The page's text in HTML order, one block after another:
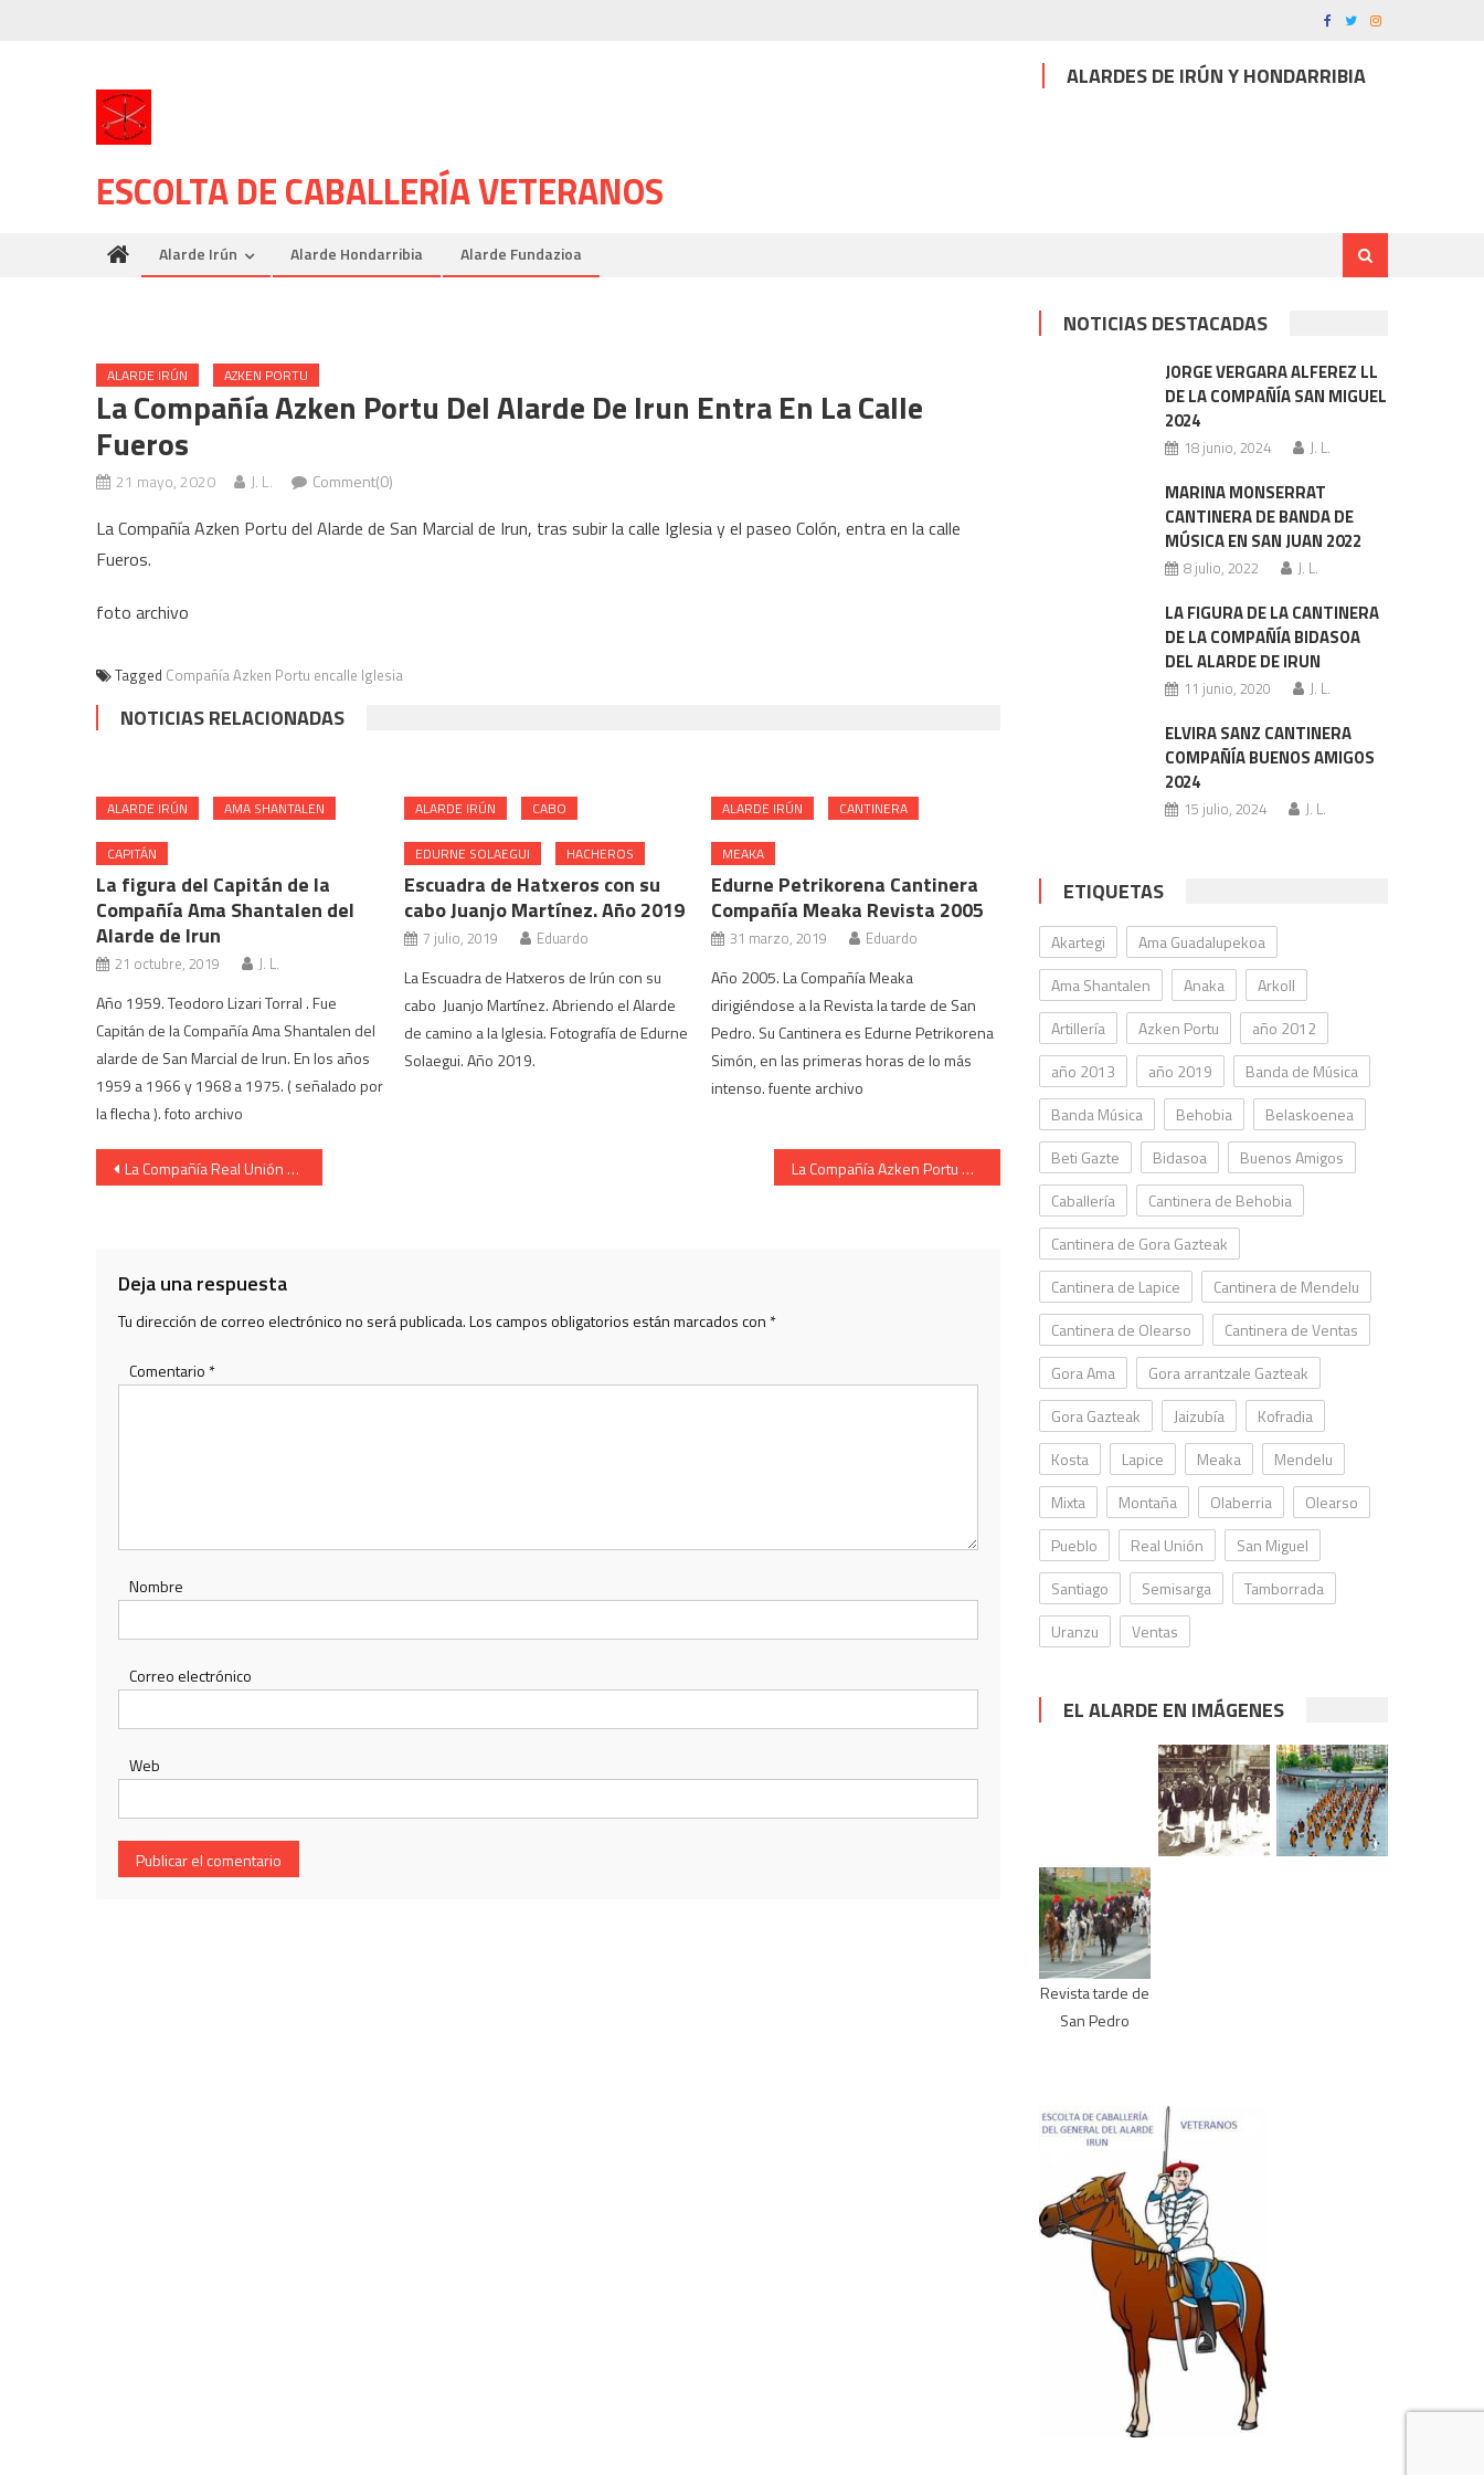
ESCOLTA DE CABALLERÍA VETERANOS
ALARDES DE IRÚN Y HONDARRIBIA
Alarde Irún Alarde Hondarribia Alarde Fundazioa
ALARDE IRÚN AZKEN PORTU
La Compañía Azken Portu Del Alarde De Irun Entra En La Calle
Fueros
21 mayo, 2020 J. L. Comment(0)
La Compañía Azken Portu del Alarde de San Marcial de Irun, tras subir la calle Iglesia y el paseo Colón, entra en la calle
Fueros.
foto archivo
Tagged Compañía Azken Portu encalle Iglesia
NOTICIAS RELACIONADAS
ALARDE IRÚN AMA SHANTALEN
CAPITÁN
La figura del Capitán de la
Compañía Ama Shantalen del
Alarde de Irun
21 octubre, 2019 J. L.
Año 1959. Teodoro Lizari Torral . Fue
Capitán de la Compañía Ama Shantalen del
alarde de San Marcial de Irun. En los años
1959 a 1966 y 1968 a 1975. ( señalado por
la flecha ). foto archivo
ALARDE IRÚN CABO
EDURNE SOLAEGUI HACHEROS
Escuadra de Hatxeros con su
cabo Juanjo Martínez. Año 2019
7 julio, 2019 Eduardo
La Escuadra de Hatxeros de Irún con su
cabo Juanjo Martínez. Abriendo el Alarde
de camino a la Iglesia. Fotografía de Edurne
Solaegui. Año 2019.
ALARDE IRÚN CANTINERA
MEAKA
Edurne Petrikorena Cantinera
Compañía Meaka Revista 2005
31 marzo, 2019 Eduardo
Año 2005. La Compañía Meaka
dirigiéndose a la Revista la tarde de San
Pedro. Su Cantinera es Edurne Petrikorena
Simón, en las primeras horas de lo más
intenso. fuente archivo
Navegación
La Compañía Real Unión del Alarde de Irun entra en la calle Fueros La Compañía Azken Portu del Alarde de Irun en la calle Fueros
Deja una respuesta
Tu dirección de correo electrónico no será publicada.Los campos obligatorios están marcados con *
Comentario *
Nombre
Correo electrónico
Web
NOTICIAS DESTACADAS
JORGE VERGARA ALFEREZ LL
DE LA COMPAÑÍA SAN MIGUEL
2024
18 junio, 2024 J. L.
MARINA MONSERRAT
CANTINERA DE BANDA DE
MÚSICA EN SAN JUAN 2022
8 julio, 2022 J. L.
LA FIGURA DE LA CANTINERA
DE LA COMPAÑÍA BIDASOA
DEL ALARDE DE IRUN
11 junio, 2020 J. L.
ELVIRA SANZ CANTINERA
COMPAÑÍA BUENOS AMIGOS
2024
15 julio, 2024 J. L.
ETIQUETAS
Akartegi
Ama Guadalupekoa
Ama Shantalen
Anaka
Arkoll
Artillería
Azken Portu
año 2012
año 2013
año 2019
Banda de Música
Banda Música
Behobia
Belaskoenea
Beti Gazte
Bidasoa
Buenos Amigos
Caballería
Cantinera de Behobia
Cantinera de Gora Gazteak
Cantinera de Lapice
Cantinera de Mendelu
Cantinera de Olearso
Cantinera de Ventas
Gora Ama
Gora arrantzale Gazteak
Gora Gazteak
Jaizubía
Kofradia
Kosta
Lapice Meaka
Mendelu
Mixta
Montaña Olaberria
Olearso
Pueblo
Real Unión
San Miguel
Santiago
Semisarga
Tamborrada
Uranzu
Ventas
EL ALARDE EN IMÁGENES
Revista tarde de
San Pedro